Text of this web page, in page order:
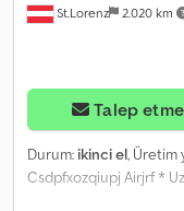
St.Lorenz 2.020 km
Talep
Durum: ikinci el, Üretim
Csdpfxozqiupj Airjrf *
pompa, soğutucu, yağ